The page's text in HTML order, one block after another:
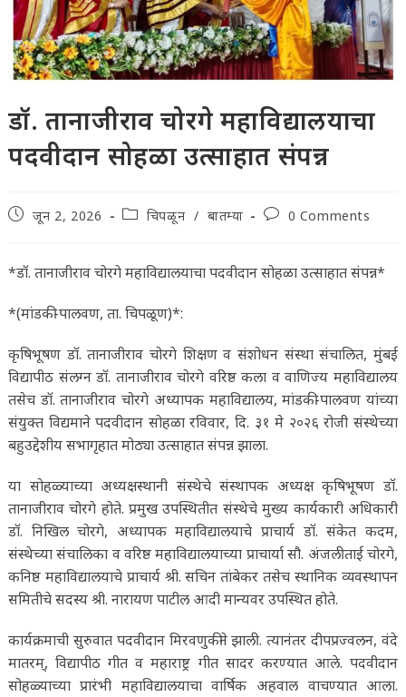
डॉ. तानाजीराव चोरगे महाविद्यालयाचा
पदवीदान सोहळा उत्साहात संपन्न
Postजून 2, 2026
Postचिपळून / बातम्या
Post0 Comments
*डॉ. तानाजीराव चोरगे महाविद्यालयाचा पदवीदान सोहळा उत्साहात संपन्न*
*(मांडकी-पालवण, ता. चिपळूण)*:
कृषिभूषण डॉ. तानाजीराव चोरगे शिक्षण व संशोधन संस्था संचालित, मुंबई
विद्यापीठ संलग्न डॉ. तानाजीराव चोरगे वरिष्ठ कला व वाणिज्य महाविद्यालय
तसेच डॉ. तानाजीराव चोरगे अध्यापक महाविद्यालय, मांडकी-पालवण यांच्या
संयुक्त विद्यमाने पदवीदान सोहळा रविवार, दि. ३१ मे २०२६ रोजी संस्थेच्या
बहुउद्देशीय सभागृहात मोठ्या उत्साहात संपन्न झाला.
या सोहळ्याच्या अध्यक्षस्थानी संस्थेचे संस्थापक अध्यक्ष कृषिभूषण डॉ.
तानाजीराव चोरगे होते. प्रमुख उपस्थितीत संस्थेचे मुख्य कार्यकारी अधिकारी
डॉ. निखिल चोरगे, अध्यापक महाविद्यालयाचे प्राचार्य डॉ. संकेत कदम,
संस्थेच्या संचालिका व वरिष्ठ महाविद्यालयाच्या प्राचार्या सौ. अंजलीताई चोरगे,
कनिष्ठ महाविद्यालयाचे प्राचार्य श्री. सचिन तांबेकर तसेच स्थानिक व्यवस्थापन
समितीचे सदस्य श्री. नारायण पाटील आदी मान्यवर उपस्थित होते.
कार्यक्रमाची सुरुवात पदवीदान मिरवणुकीने झाली. त्यानंतर दीपप्रज्वलन, वंदे
मातरम्, विद्यापीठ गीत व महाराष्ट्र गीत सादर करण्यात आले. पदवीदान
सोहळ्याच्या प्रारंभी महाविद्यालयाचा वार्षिक अहवाल वाचण्यात आला.